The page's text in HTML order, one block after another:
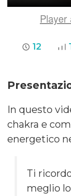
Player
12
In questo
chakra e
energetico
Ti
meglio